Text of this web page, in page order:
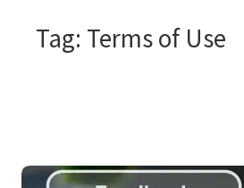
Tag: Terms of Use